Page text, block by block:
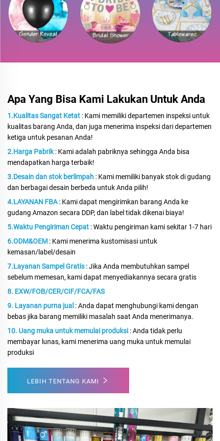
Apa Yang Bisa Kami Lakukan Untuk Anda
1.Kualitas Sangat Ketat : Kami memiliki departemen inspeksi untuk
kualitas barang Anda, dan juga menerima inspeksi dari departemen
ketiga untuk pesanan Anda!
2.Harga Pabrik: Kami adalah pabriknya sehingga Anda bisa
mendapatkan harga terbaik!
3.Desain dan stok berlimpah : Kami memiliki banyak stok di gudang
dan berbagai desain berbeda untuk Anda pilih!
4.LAYANAN FBA: Kami dapat mengirimkan barang Anda ke
gudang Amazon secara DDP, dan label tidak dikenai biaya!
5.Waktu Pengiriman Cepat : Waktu pengiriman kami sekitar 1-7 hari
6.ODM&OEM : Kami menerima kustomisasi untuk
kemasan/label/desain
7.Layanan Sampel Gratis : Jika Anda membutuhkan sampel
sebelum memesan, kami dapat menyediakannya secara gratis
8. EXW/FOB/CER/CIF/FCA/FAS
9. Layanan purna jual : Anda dapat menghubungi kami dengan
bebas jika barang memiliki masalah saat Anda menerimanya.
10. Uang muka untuk memulai produksi : Anda tidak perlu
membayar lunas, kami menerima uang muka untuk memulai
produksi
LEBIH TENTANG KAMI